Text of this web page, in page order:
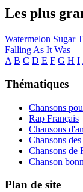
Les plus
Watermelon Sugar
Falling As It Was
A B C D E F G H I
Thématiques
Chansons
Rap Français
Chansons
Chansons
Chansons de
Chanson
Plan de site